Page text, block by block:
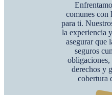
comunes con
para ti.
la experiencia
asegurar que
seguros
derechos y
cobertura